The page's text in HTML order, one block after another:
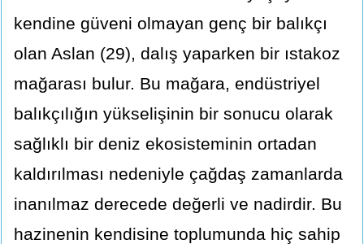
kendine güveni olmayan genç bir balıkçı
olan Aslan (29), dalış yaparken bir ıstakoz
mağarası bulur. Bu mağara, endüstriyel
balıkçılığın yükselişinin bir sonucu olarak
sağlıklı bir deniz ekosisteminin ortadan
kaldırılması nedeniyle çağdaş zamanlarda
inanılmaz derecede değerli ve nadirdir. Bu
hazinenin kendisine toplumunda hiç sahip